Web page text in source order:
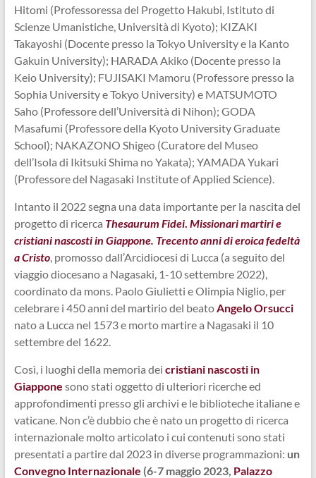
Hitomi (Professoressa del Progetto Hakubi, Istituto di
Scienze Umanistiche, Università di Kyoto); KIZAKI
Takayoshi (Docente presso la Tokyo University e la Kanto
Gakuin University); HARADA Akiko (Docente presso la
Keio University); FUJISAKI Mamoru (Professore presso la
Sophia University e Tokyo University) e MATSUMOTO
Saho (Professore dell’Università di Nihon); GODA
Masafumi (Professore della Kyoto University Graduate
School); NAKAZONO Shigeo (Curatore del Museo
dell’Isola di Ikitsuki Shima no Yakata); YAMADA Yukari
(Professore del Nagasaki Institute of Applied Science).
Intanto il 2022 segna una data importante per la nascita del
progetto di ricerca Thesaurum Fidei. Missionari martiri e
cristiani nascosti in Giappone. Trecento anni di eroica fedeltà
a Cristo, promosso dall’Arcidiocesi di Lucca (a seguito del
viaggio diocesano a Nagasaki, 1-10 settembre 2022),
coordinato da mons. Paolo Giulietti e Olimpia Niglio, per
celebrare i 450 anni del martirio del beatoAngelo Orsucci
nato a Lucca nel 1573 e morto martire a Nagasaki il 10
settembre del 1622.
Così, i luoghi della memoria dei cristiani nascosti in
Giappone sono stati oggetto di ulteriori ricerche ed
approfondimenti presso gli archivi e le biblioteche italiane e
vaticane. Non c’è dubbio che è nato un progetto di ricerca
internazionale molto articolato i cui contenuti sono stati
presentati a partire dal 2023 in diverse programmazioni: un
Convegno Internazionale (6-7 maggio 2023, Palazzo